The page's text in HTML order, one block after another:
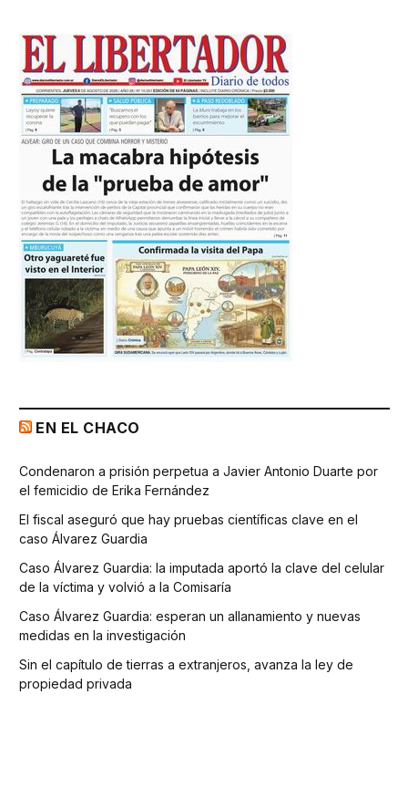
EN EL CHACO
Condenaron a prisión perpetua a Javier Antonio Duarte por
el femicidio de Erika Fernández
El fiscal aseguró que hay pruebas científicas clave en el
caso Álvarez Guardia
Caso Álvarez Guardia: la imputada aportó la clave del celular
de la víctima y volvió a la Comisaría
Caso Álvarez Guardia: esperan un allanamiento y nuevas
medidas en la investigación
Sin el capítulo de tierras a extranjeros, avanza la ley de
propiedad privada